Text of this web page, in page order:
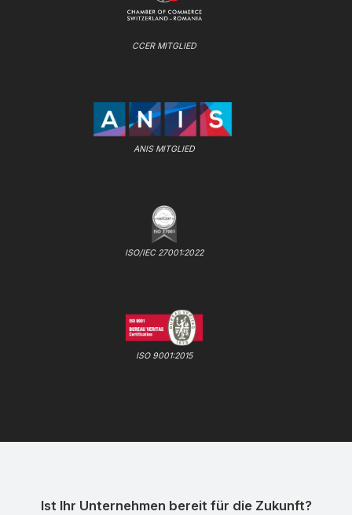
CCER MITGLIED
ANIS MITGLIED
ISO/IEC 27001:2022
ISO 9001:2015
Ist Ihr Unternehmen bereit für die Zukunft?